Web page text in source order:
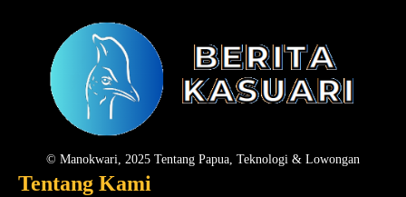
© Manokwari, 2025 Tentang Papua, Teknologi & Lowongan
Tentang Kami